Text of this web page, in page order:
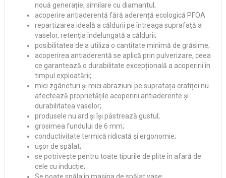
nouă generație, similare cu diamantul;
acoperire antiaderentă fără aderență ecologică PFOA
repartizarea ideală a căldurii pe întreaga suprafață a
vaselor, retenția îndelungată a căldurii;
posibilitatea de a utiliza o cantitate minimă de grăsime;
acoperirea antiaderentă se aplică prin pulverizare, ceea
ce garantează o durabilitate excepțională a acoperirii în
timpul exploatării;
mici zgârieturi și mici abraziuni pe suprafața cratiței nu
afectează proprietățile acoperirii antiaderente și
durabilitatea vaselor;
produsele nu ard și își păstrează gustul;
grosimea fundului de 6 mm;
conductivitate termică ridicată și ergonomie;
ușor de spălat;
se potrivește pentru toate tipurile de plite în afară de
cele cu inducție;